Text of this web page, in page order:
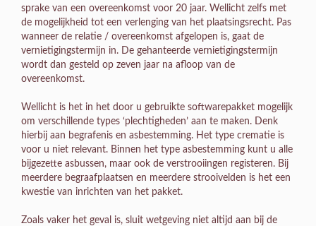
sprake van een overeenkomst voor 20 jaar. Wellicht zelfs met
de mogelijkheid tot een verlenging van het plaatsingsrecht. Pas
wanneer de relatie / overeenkomst afgelopen is, gaat de
vernietigingstermijn in. De gehanteerde vernietigingstermijn
wordt dan gesteld op zeven jaar na afloop van de
overeenkomst.
Wellicht is het in het door u gebruikte softwarepakket mogelijk
om verschillende types ‘plechtigheden’ aan te maken. Denk
hierbij aan begrafenis en asbestemming. Het type crematie is
voor u niet relevant. Binnen het type asbestemming kunt u alle
bijgezette asbussen, maar ook de verstrooiingen registeren. Bij
meerdere begraafplaatsen en meerdere strooivelden is het een
kwestie van inrichten van het pakket.
Zoals vaker het geval is, sluit wetgeving niet altijd aan bij de